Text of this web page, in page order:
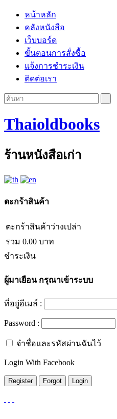
หน้าหลัก
คลังหนังสือ
เว็บบอร์ด
ขั้นตอนการสั่งซื้อ
แจ้งการชำระเงิน
ติดต่อเรา
Thaioldbooks
ร้านหนังสือเก่า
ตะกร้าสินค้า
ตะกร้าสินค้าว่างเปล่า
รวม 0.00 บาท
ชำระเงิน
ผู้มาเยือนกรุณาเข้าระบบ
ที่อยู่อีเมล์ :
Password :
จำชื่อและรหัสผ่านฉันไว้
Login With Facebook